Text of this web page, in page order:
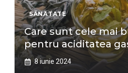
SĂNĂTATE
Care sunt cele mai
pentru aciditatea
8 iunie 2024